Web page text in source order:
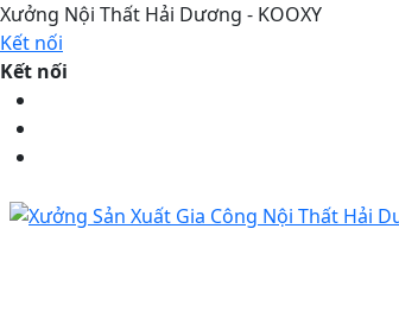
Xưởng Nội Thất Hải Dương - KOOXY
Kết nối
Kết nối